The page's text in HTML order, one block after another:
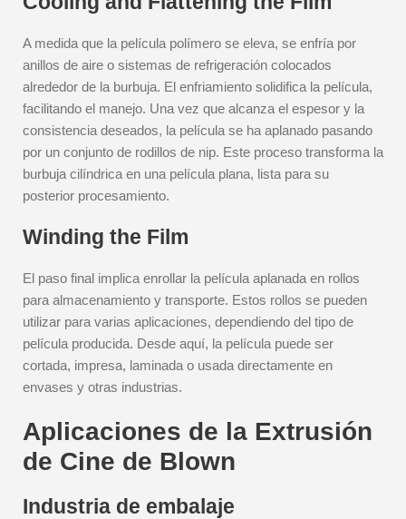
A medida que la película polímero se eleva, se enfría por
anillos de aire o sistemas de refrigeración colocados
alrededor de la burbuja. El enfriamiento solidifica la película,
facilitando el manejo. Una vez que alcanza el espesor y la
consistencia deseados, la película se ha aplanado pasando
por un conjunto de rodillos de nip. Este proceso transforma la
burbuja cilíndrica en una película plana, lista para su
posterior procesamiento.
Winding the Film
El paso final implica enrollar la película aplanada en rollos
para almacenamiento y transporte. Estos rollos se pueden
utilizar para varias aplicaciones, dependiendo del tipo de
película producida. Desde aquí, la película puede ser
cortada, impresa, laminada o usada directamente en
envases y otras industrias.
Aplicaciones de la Extrusión
de Cine de Blown
Industria de embalaje